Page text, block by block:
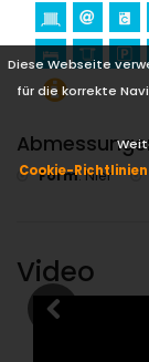
Diese Webseite
für die korrekte
Cookie-Richtlinien
Form:Nier
Video